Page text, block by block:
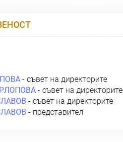
- съвет на директорите
- съвет на директорите
- съвет на директорите
- представител